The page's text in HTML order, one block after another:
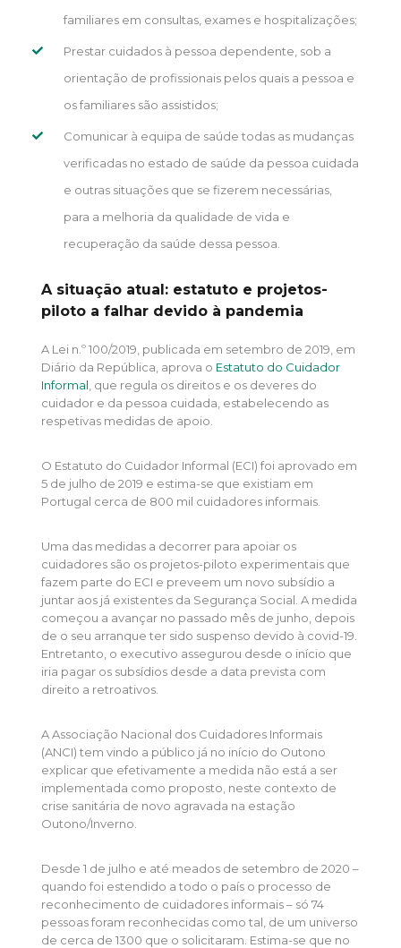
familiares em consultas, exames e hospitalizações;
Prestar cuidados à pessoa dependente, sob a
orientação de profissionais pelos quais a pessoa e
os familiares são assistidos;
Comunicar à equipa de saúde todas as mudanças
verificadas no estado de saúde da pessoa cuidada
e outras situações que se fizerem necessárias,
para a melhoria da qualidade de vida e
recuperação da saúde dessa pessoa.
A situação atual: estatuto e projetos-
piloto a falhar devido à pandemia
A Lei n.º 100/2019, publicada em setembro de 2019, em
Diário da República, aprova o Estatuto do Cuidador
Informal , que regula os direitos e os deveres do
cuidador e da pessoa cuidada, estabelecendo as
respetivas medidas de apoio.
O Estatuto do Cuidador Informal (ECI) foi aprovado em
5 de julho de 2019 e estima-se que existiam em
Portugal cerca de 800 mil cuidadores informais.
Uma das medidas a decorrer para apoiar os
cuidadores são os projetos-piloto experimentais que
fazem parte do ECI e preveem um novo subsídio a
juntar aos já existentes da Segurança Social. A medida
começou a avançar no passado mês de junho, depois
de o seu arranque ter sido suspenso devido à covid-19.
Entretanto, o executivo assegurou desde o início que
iria pagar os subsídios desde a data prevista com
direito a retroativos.
A Associação Nacional dos Cuidadores Informais
(ANCI) tem vindo a público já no início do Outono
explicar que efetivamente a medida não está a ser
implementada como proposto, neste contexto de
crise sanitária de novo agravada na estação
Outono/Inverno.
Desde 1 de julho e até meados de setembro de 2020 –
quando foi estendido a todo o país o processo de
reconhecimento de cuidadores informais – só 74
pessoas foram reconhecidas como tal, de um universo
de cerca de 1300 que o solicitaram. Estima-se que no